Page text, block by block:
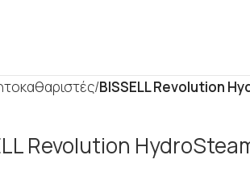
/BISSELL Revolution
Revolution